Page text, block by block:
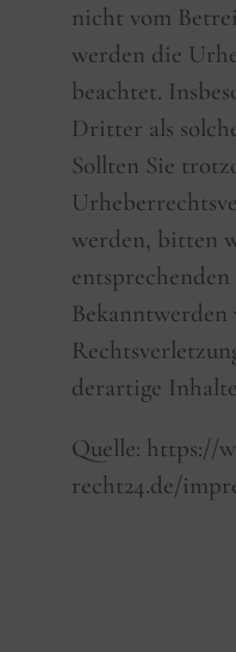
nicht vom
werden die
beachtet.
Dritter als
Sollten Sie
werden, bitten
Bekanntwerden
derartige
Quelle: https://
recht24.de/